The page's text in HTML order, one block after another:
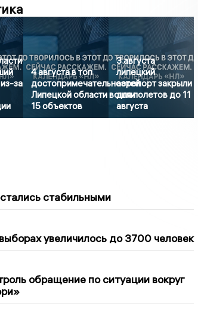
за
4 августа в топ
достопримечательностей
Липецкой области вошли
15 объектов
3 августа
липецкий
аэропорт закрыли
для полетов до 11
августа
стабильными
увеличилось до 3700 человек
обращение по ситуации вокруг